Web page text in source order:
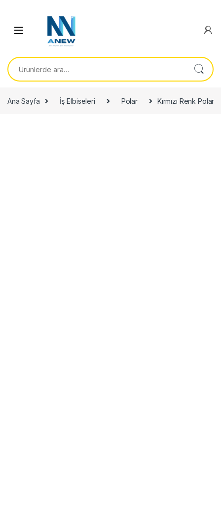
Ara:
Ana Sayfa İş Elbiseleri Polar Kırmızı Renk Polar